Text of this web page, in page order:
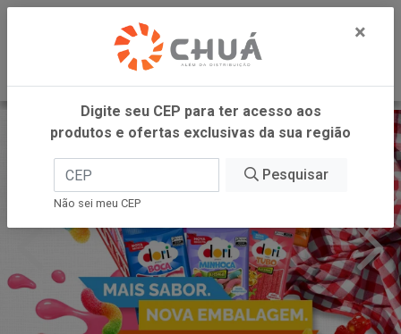
×
Digite seu CEP para ter acesso aos
produtos e ofertas exclusivas da sua região
Pesquisar
Não sei meu CEP